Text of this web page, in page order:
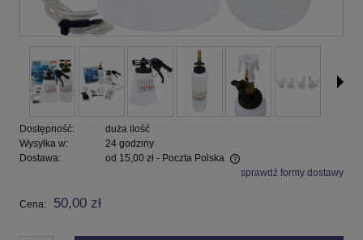
Dostępność:
duża ilość
Wysyłka w:
24 godziny
Dostawa:
od 15,00 zł - Poczta Polska
Cena nie zawiera ewentualnych kosztów płatnościsprawdź formy dostawy
Cena: 50,00 zł